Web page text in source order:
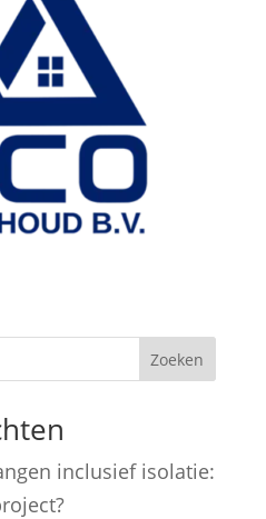
Zoeken
inclusief isolatie: